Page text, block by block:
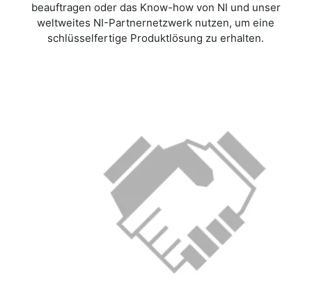
beauftragen oder das Know-how von NI und unser
weltweites NI-Partnernetzwerk nutzen, um eine
schlüsselfertige Produktlösung zu erhalten.